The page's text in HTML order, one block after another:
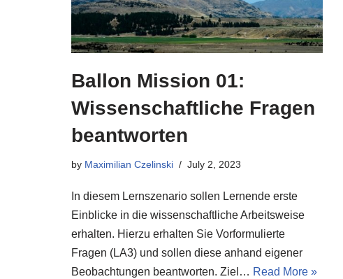
Ballon Mission 01:
Wissenschaftliche Fragen
beantworten
by Maximilian Czelinski July 2, 2023
In diesem Lernszenario sollen Lernende erste
Einblicke in die wissenschaftliche Arbeitsweise
erhalten. Hierzu erhalten Sie Vorformulierte
Fragen (LA3) und sollen diese anhand eigener
Beobachtungen beantworten. Ziel… Read More »